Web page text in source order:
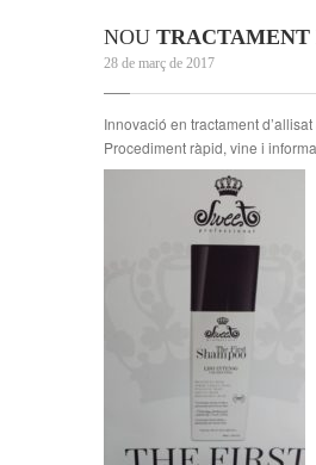
NOU TRACTAMENT
28 de març de 2017
Innovació en tractament
Procediment ràpid, vine i